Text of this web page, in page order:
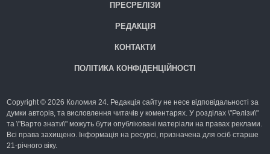
ПРЕСРЕЛІЗИ
РЕДАКЦІЯ
КОНТАКТИ
ПОЛІТИКА КОНФІДЕНЦІЙНОСТІ
Copyright © 2026 Коломия 24. Редакція сайту не несе відповідальності за
думки авторів, та висловлення читачів у коментарях. У розділах \"Релізи\"
та \"Варто знати\" можуть бути опубліковані матеріали на правах реклами.
Всі права захищено. Інформація на ресурсі, призначена для осіб старше
21-річного віку.